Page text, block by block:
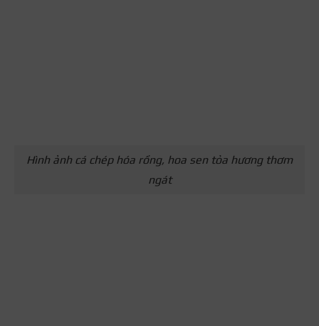
Hình ảnh cá chép hóa rồng, hoa sen tỏa hương thơm
ngát